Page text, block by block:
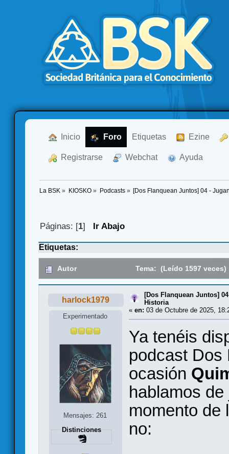
Inicio Foro Etiquetas Ezine
Registrarse Webchat Ayuda
La BSK » KIOSKO» Podcasts» [Dos Flanquean Juntos] 04 -
Páginas: [1] Ir Abajo
Etiquetas:
Autor Tema: (Leído 1597 veces)
harlock1979
Experimentado
Mensajes: 261
Distinciones
[Dos Flanquean Juntos]
Historia
« en: 03 de Octubre de 2025,
Ya tenéis
podcast Dos
ocasión
hablamos
momento de
no: